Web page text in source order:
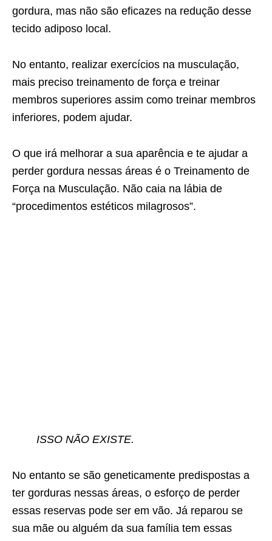
gordura, mas não são eficazes na redução desse
tecido adiposo local.
No entanto, realizar exercícios na musculação,
mais preciso treinamento de força e treinar
membros superiores assim como treinar membros
inferiores, podem ajudar.
O que irá melhorar a sua aparência e te ajudar a
perder gordura nessas áreas é o Treinamento de
Força na Musculação. Não caia na lábia de
“procedimentos estéticos milagrosos”.
ISSO NÃO EXISTE.
No entanto se são geneticamente predispostas a
ter gorduras nessas áreas, o esforço de perder
essas reservas pode ser em vão. Já reparou se
sua mãe ou alguém da sua família tem essas